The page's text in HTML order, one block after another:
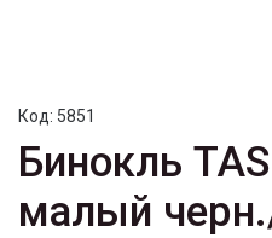
Код: 5851
Бинокль
малый